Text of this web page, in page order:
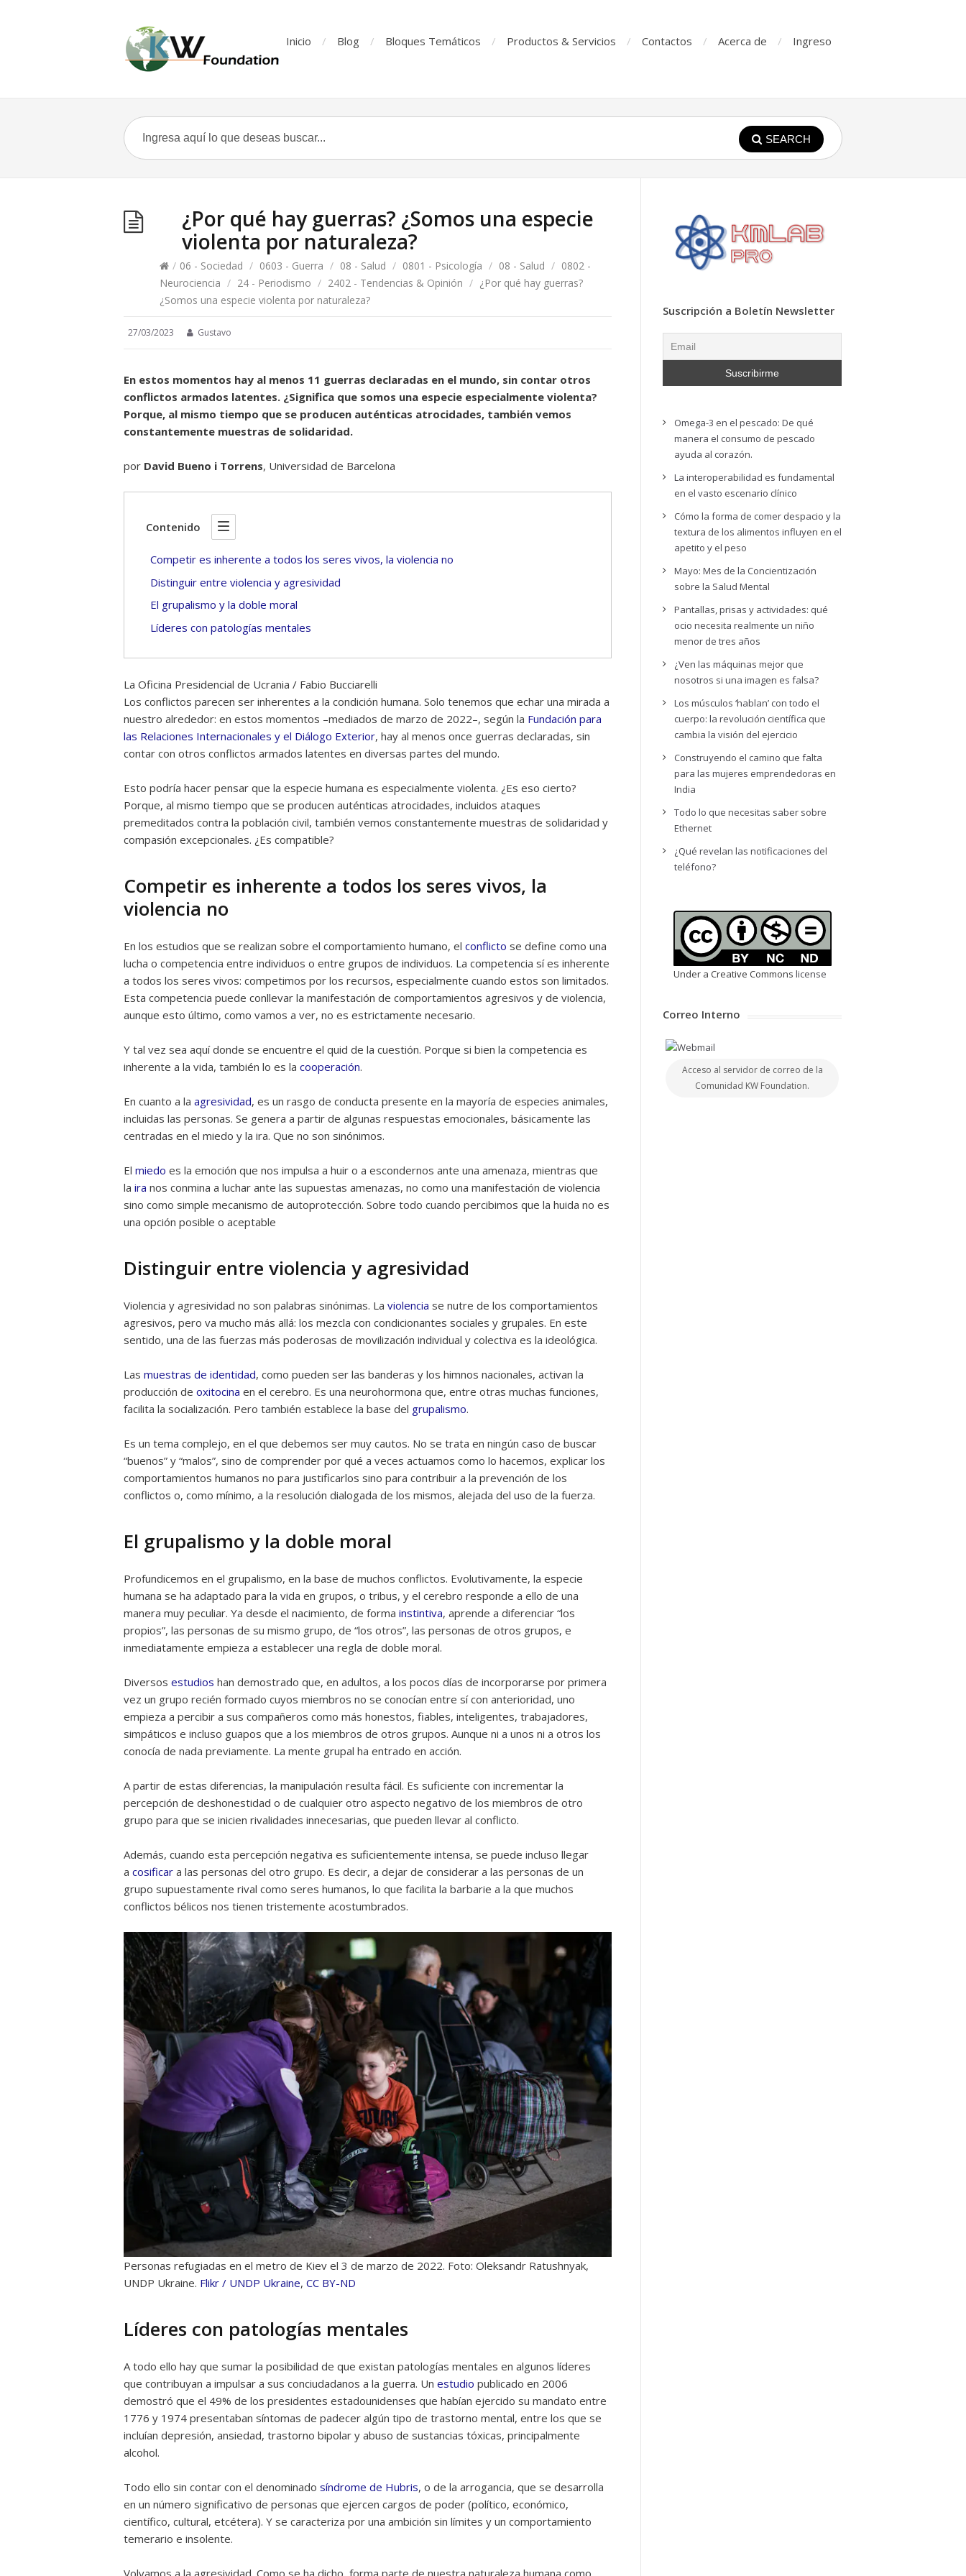
Inicio Blog Bloques Temáticos Productos & Servicios Contactos Acerca de Ingreso
SEARCH
¿Por qué hay guerras? ¿Somos una especie
violenta por naturaleza?
/ 06 - Sociedad / 0603 - Guerra / 08 - Salud / 0801 - Psicología / 08 - Salud / 0802 -
Neurociencia / 24 - Periodismo / 2402 - Tendencias & Opinión / ¿Por qué hay guerras?
¿Somos una especie violenta por naturaleza?
27/03/2023 Gustavo
En estos momentos hay al menos 11 guerras declaradas en el mundo, sin contar otros
conflictos armados latentes. ¿Significa que somos una especie especialmente violenta?
Porque, al mismo tiempo que se producen auténticas atrocidades, también vemos
constantemente muestras de solidaridad.
por David Bueno i Torrens, Universidad de Barcelona
Contenido
Competir es inherente a todos los seres vivos, la violencia no
Distinguir entre violencia y agresividad
El grupalismo y la doble moral
Líderes con patologías mentales
La Oficina Presidencial de Ucrania / Fabio Bucciarelli
Los conflictos parecen ser inherentes a la condición humana. Solo tenemos que echar una mirada a
nuestro alrededor: en estos momentos –mediados de marzo de 2022–, según la Fundación para
las Relaciones Internacionales y el Diálogo Exterior, hay al menos once guerras declaradas, sin
contar con otros conflictos armados latentes en diversas partes del mundo.
Esto podría hacer pensar que la especie humana es especialmente violenta. ¿Es eso cierto?
Porque, al mismo tiempo que se producen auténticas atrocidades, incluidos ataques
premeditados contra la población civil, también vemos constantemente muestras de solidaridad y
compasión excepcionales. ¿Es compatible?
Competir es inherente a todos los seres vivos, la
violencia no
En los estudios que se realizan sobre el comportamiento humano, el conflicto se define como una
lucha o competencia entre individuos o entre grupos de individuos. La competencia sí es inherente
a todos los seres vivos: competimos por los recursos, especialmente cuando estos son limitados.
Esta competencia puede conllevar la manifestación de comportamientos agresivos y de violencia,
aunque esto último, como vamos a ver, no es estrictamente necesario.
Y tal vez sea aquí donde se encuentre el quid de la cuestión. Porque si bien la competencia es
inherente a la vida, también lo es la cooperación.
En cuanto a la agresividad, es un rasgo de conducta presente en la mayoría de especies animales,
incluidas las personas. Se genera a partir de algunas respuestas emocionales, básicamente las
centradas en el miedo y la ira. Que no son sinónimos.
El miedo es la emoción que nos impulsa a huir o a escondernos ante una amenaza, mientras que
la ira nos conmina a luchar ante las supuestas amenazas, no como una manifestación de violencia
sino como simple mecanismo de autoprotección. Sobre todo cuando percibimos que la huida no es
una opción posible o aceptable
Distinguir entre violencia y agresividad
Violencia y agresividad no son palabras sinónimas. La violencia se nutre de los comportamientos
agresivos, pero va mucho más allá: los mezcla con condicionantes sociales y grupales. En este
sentido, una de las fuerzas más poderosas de movilización individual y colectiva es la ideológica.
Las muestras de identidad, como pueden ser las banderas y los himnos nacionales, activan la
producción de oxitocina en el cerebro. Es una neurohormona que, entre otras muchas funciones,
facilita la socialización. Pero también establece la base del grupalismo.
Es un tema complejo, en el que debemos ser muy cautos. No se trata en ningún caso de buscar
“buenos” y “malos”, sino de comprender por qué a veces actuamos como lo hacemos, explicar los
comportamientos humanos no para justificarlos sino para contribuir a la prevención de los
conflictos o, como mínimo, a la resolución dialogada de los mismos, alejada del uso de la fuerza.
El grupalismo y la doble moral
Profundicemos en el grupalismo, en la base de muchos conflictos. Evolutivamente, la especie
humana se ha adaptado para la vida en grupos, o tribus, y el cerebro responde a ello de una
manera muy peculiar. Ya desde el nacimiento, de forma instintiva, aprende a diferenciar “los
propios”, las personas de su mismo grupo, de “los otros”, las personas de otros grupos, e
inmediatamente empieza a establecer una regla de doble moral.
Diversos estudios han demostrado que, en adultos, a los pocos días de incorporarse por primera
vez un grupo recién formado cuyos miembros no se conocían entre sí con anterioridad, uno
empieza a percibir a sus compañeros como más honestos, fiables, inteligentes, trabajadores,
simpáticos e incluso guapos que a los miembros de otros grupos. Aunque ni a unos ni a otros los
conocía de nada previamente. La mente grupal ha entrado en acción.
A partir de estas diferencias, la manipulación resulta fácil. Es suficiente con incrementar la
percepción de deshonestidad o de cualquier otro aspecto negativo de los miembros de otro
grupo para que se inicien rivalidades innecesarias, que pueden llevar al conflicto.
Además, cuando esta percepción negativa es suficientemente intensa, se puede incluso llegar
a cosificar a las personas del otro grupo. Es decir, a dejar de considerar a las personas de un
grupo supuestamente rival como seres humanos, lo que facilita la barbarie a la que muchos
conflictos bélicos nos tienen tristemente acostumbrados.
Personas refugiadas en el metro de Kiev el 3 de marzo de 2022. Foto: Oleksandr Ratushnyak,
UNDP Ukraine. Flikr / UNDP Ukraine, CC BY-ND
Líderes con patologías mentales
A todo ello hay que sumar la posibilidad de que existan patologías mentales en algunos líderes
que contribuyan a impulsar a sus conciudadanos a la guerra. Un estudio publicado en 2006
demostró que el 49% de los presidentes estadounidenses que habían ejercido su mandato entre
1776 y 1974 presentaban síntomas de padecer algún tipo de trastorno mental, entre los que se
incluían depresión, ansiedad, trastorno bipolar y abuso de sustancias tóxicas, principalmente
alcohol.
Todo ello sin contar con el denominado síndrome de Hubris, o de la arrogancia, que se desarrolla
en un número significativo de personas que ejercen cargos de poder (político, económico,
científico, cultural, etcétera). Y se caracteriza por una ambición sin límites y un comportamiento
temerario e insolente.
Suscripción a Boletín Newsletter
Omega-3 en el pescado: De qué
manera el consumo de pescado
ayuda al corazón.
La interoperabilidad es fundamental
en el vasto escenario clínico
Cómo la forma de comer despacio y la
textura de los alimentos influyen en el
apetito y el peso
Mayo: Mes de la Concientización
sobre la Salud Mental
Pantallas, prisas y actividades: qué
ocio necesita realmente un niño
menor de tres años
¿Ven las máquinas mejor que
nosotros si una imagen es falsa?
Los músculos ‘hablan’ con todo el
cuerpo: la revolución científica que
cambia la visión del ejercicio
Construyendo el camino que falta
para las mujeres emprendedoras en
India
Todo lo que necesitas saber sobre
Ethernet
¿Qué revelan las notificaciones del
teléfono?
Under a Creative Commons license
Correo Interno
Acceso al servidor de correo de la
Comunidad KW Foundation.